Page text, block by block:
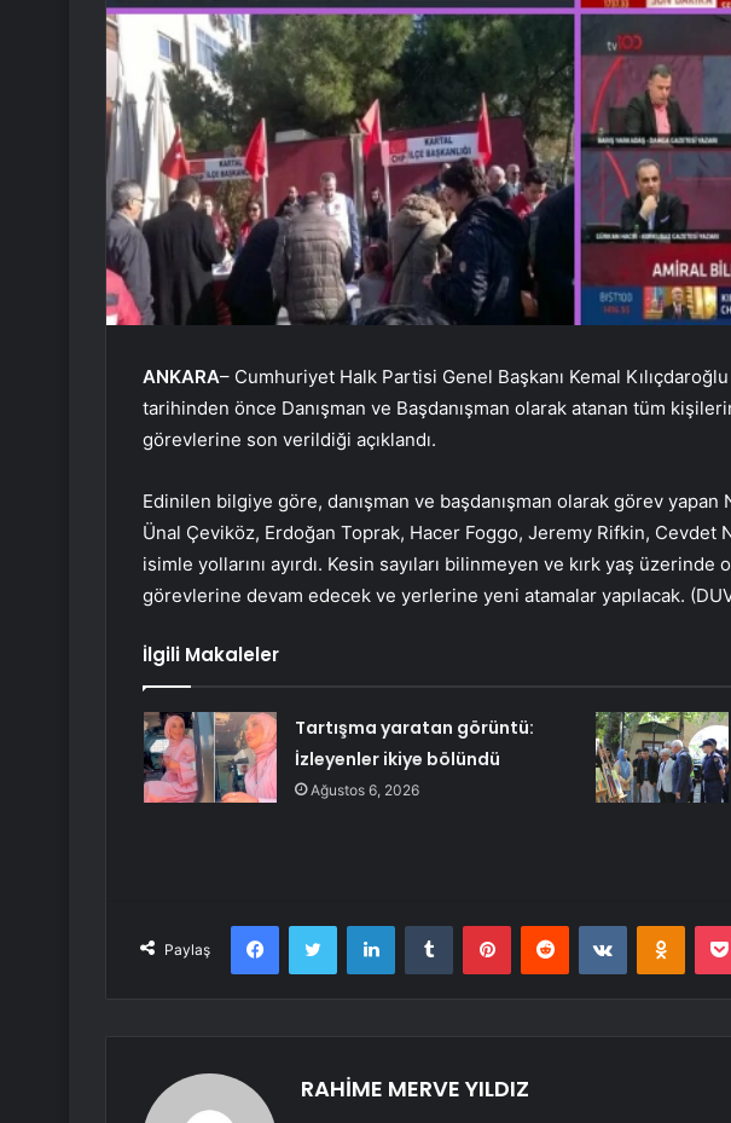
ANKARA– Cumhuriyet Halk Partisi Genel Başkanı Kemal
tarihinden önce Danışman ve Başdanışman olarak atanan tüm
görevlerine son verildiği açıklandı.
Edinilen bilgiye göre, danışman ve başdanışman olarak görev yapan
Ünal Çeviköz, Erdoğan Toprak, Hacer Foggo, Jeremy Rifkin, Cevdet
isimle yollarını ayırdı. Kesin sayıları bilinmeyen ve kırk yaş üzerinde
görevlerine devam edecek ve yerlerine yeni atamalar yapılacak.
İlgili Makaleler
Tartışma yaratan görüntü:
İzleyenler ikiye bölündü
Ağustos 6, 2026
Paylaş
FacebookTwitter LinkedInTumblr PinterestReddit VKontakte
RAHİME MERVE YILDIZ